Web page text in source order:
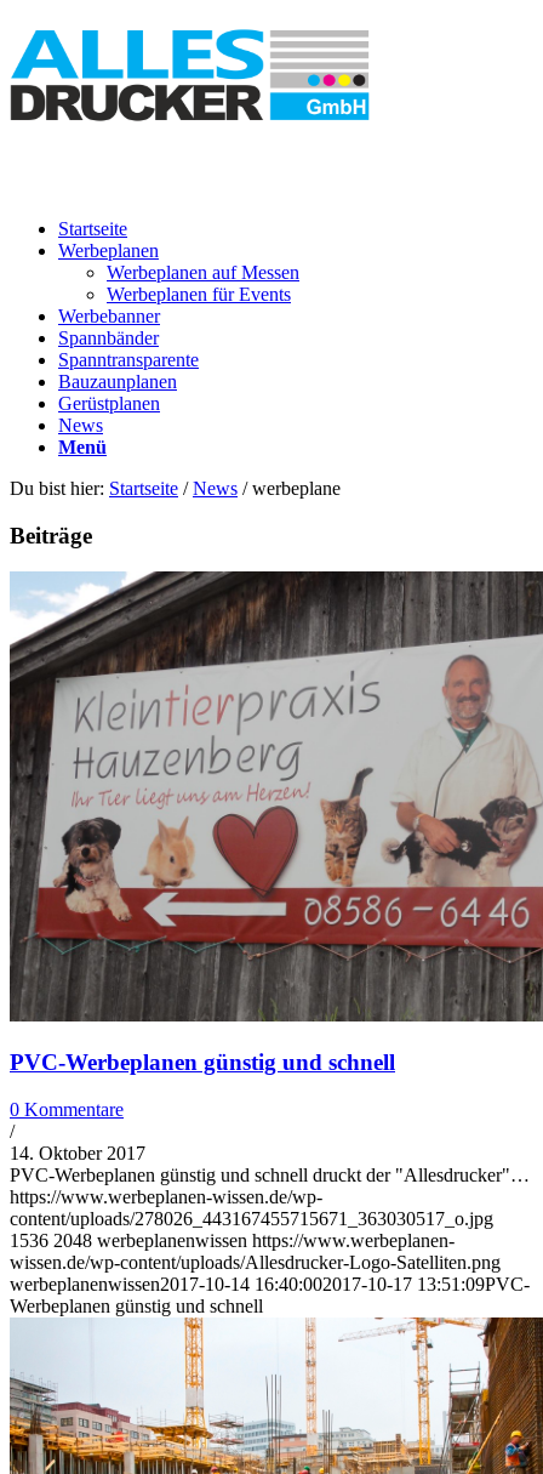
Startseite
Werbeplanen
Werbeplanen auf Messen
Werbeplanen für Events
Werbebanner
Spannbänder
Spanntransparente
Bauzaunplanen
Gerüstplanen
News
Menü
Du bist hier: Startseite / News / werbeplane
Beiträge
PVC-Werbeplanen günstig und schnell
0 Kommentare
/
14. Oktober 2017
PVC-Werbeplanen günstig und schnell druckt der "Allesdrucker"…
https://www.werbeplanen-wissen.de/wp-
content/uploads/278026_443167455715671_363030517_o.jpg
1536 2048 werbeplanenwissen https://www.werbeplanen-
wissen.de/wp-content/uploads/Allesdrucker-Logo-Satelliten.png
werbeplanenwissen2017-10-14 16:40:002017-10-17 13:51:09PVC-
Werbeplanen günstig und schnell